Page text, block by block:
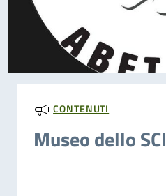
CONTENUTI
Museo dello SCI